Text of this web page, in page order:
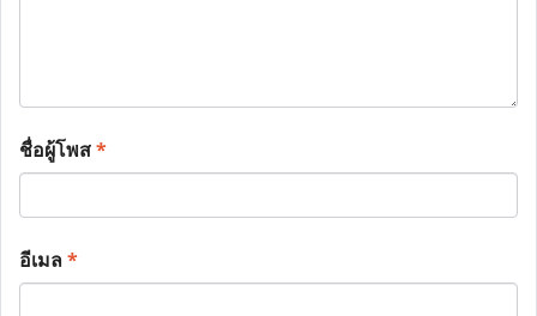
ชื่อผู้โพส*
อีเมล*